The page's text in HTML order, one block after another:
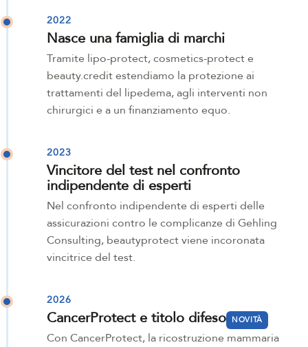
2022
Nasce una famiglia di marchi
Tramite lipo-protect, cosmetics-protect e
beauty.credit estendiamo la protezione ai
trattamenti del lipedema, agli interventi non
chirurgici e a un finanziamento equo.
2023
Vincitore del test nel confronto
indipendente di esperti
Nel confronto indipendente di esperti delle
assicurazioni contro le complicanze di Gehling
Consulting, beautyprotect viene incoronata
vincitrice del test.
2026
CancerProtect e titolo difeso NOVITÀ
Con CancerProtect, la ricostruzione mammaria